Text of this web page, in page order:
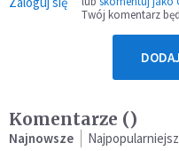
Twój komentarz
Komentarze ()
Najnowsze